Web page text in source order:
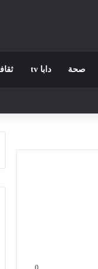
صحة دابا tv